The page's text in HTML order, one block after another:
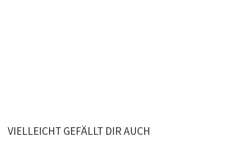
VIELLEICHT GEFÄLLT DIR AUCH